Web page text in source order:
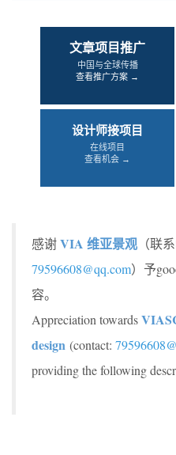
文章项目推广
中国与全球传播
查看推广方案 →
设计师接项目
在线项目
查看机会 →
感谢VIA 维亚景观 （联
79596608@qq.com）予
容。
Appreciation towards
design (contact:
providing the following